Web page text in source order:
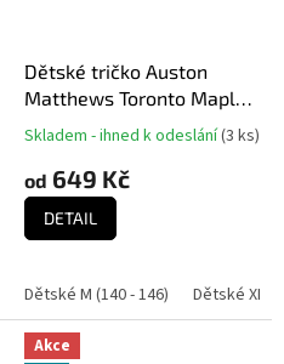
Dětské tričko Auston
Matthews Toronto Maple
Leafs NHL Flat N&N Ctn
Průměrné
produktu
je
5,0
hvězdiček.
Skladem - ihned k odeslání(3 ks)
od 649 Kč
DETAIL
Dětské M (140 - 146) Dětské XL
Akce